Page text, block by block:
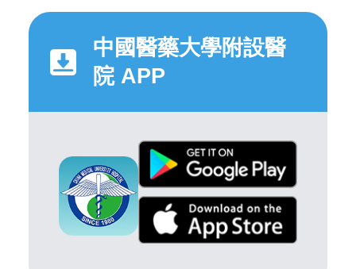
中國醫藥大學附設醫
院 APP